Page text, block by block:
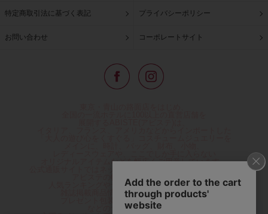
特定商取引法に基づく表記 プライバシーポリシー
お問い合わせ コーポレートサイト
オリジナルアイテムなどを幅広くご用意しています。
アビステの幅広い商品を取り揃え、
人気ランキングやテレビなどメディア着用商品、
雑誌掲載商品情報を紹介するコンテンツ、
プレゼント包装無料や独自のポイント還元
などのサービスをご提供。